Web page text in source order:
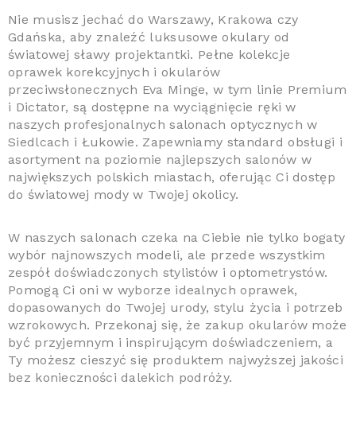
Nie musisz jechać do Warszawy, Krakowa czy
Gdańska, aby znaleźć luksusowe okulary od
światowej sławy projektantki. Pełne kolekcje
oprawek korekcyjnych i okularów
przeciwsłonecznych Eva Minge, w tym linie Premium
i Dictator, są dostępne na wyciągnięcie ręki w
naszych profesjonalnych salonach optycznych w
Siedlcach i Łukowie. Zapewniamy standard obsługi i
asortyment na poziomie najlepszych salonów w
największych polskich miastach, oferując Ci dostęp
do światowej mody w Twojej okolicy.
W naszych salonach czeka na Ciebie nie tylko bogaty
wybór najnowszych modeli, ale przede wszystkim
zespół doświadczonych stylistów i optometrystów.
Pomogą Ci oni w wyborze idealnych oprawek,
dopasowanych do Twojej urody, stylu życia i potrzeb
wzrokowych. Przekonaj się, że zakup okularów może
być przyjemnym i inspirującym doświadczeniem, a
Ty możesz cieszyć się produktem najwyższej jakości
bez konieczności dalekich podróży.